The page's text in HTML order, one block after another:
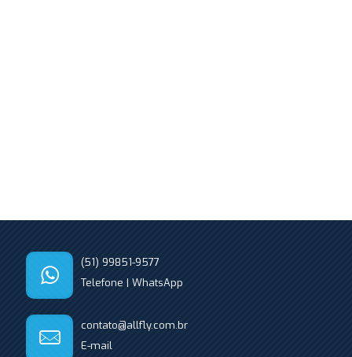
(51) 99851-9577
Telefone | WhatsApp
contato@allfly.com.br
E-mail